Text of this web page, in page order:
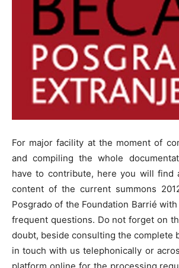
For major facility at the moment of
and compiling the whole
have to contribute, here you will find
content of the current summons
Posgrado of the Foundation Barrié
frequent questions. Do not forget on
doubt, beside consulting the complete
in touch with us telephonically or